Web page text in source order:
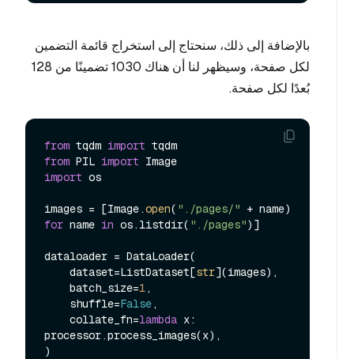
بالإضافة إلى ذلك، سنحتاج إلى استخراج قائمة التضمين
لكل صفحة، وسيظهر لنا أن هناك 1030 تضمينًا من 128
بُعدًا لكل صفحة.
from tqdm import
from PIL import
import os
images = [Image.open( "./pages/"
for name in os.listdir( "./pages")]
dataloader = DataLoader(
    dataset=ListDataset[
str](images),
    batch_size=
1,
    shuffle=
False,
    collate_fn=
lambda x:
processor.process_images(x),
)